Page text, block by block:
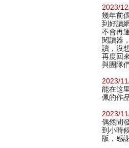
2023/
幾年前
到好讀
不會再
閱讀器
讀，沒
再度回
與團隊
2023/
能在这
佩的作
2023/
偶然間
到小時
版，感